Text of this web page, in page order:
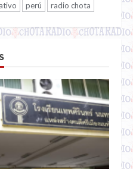
perú radio chota